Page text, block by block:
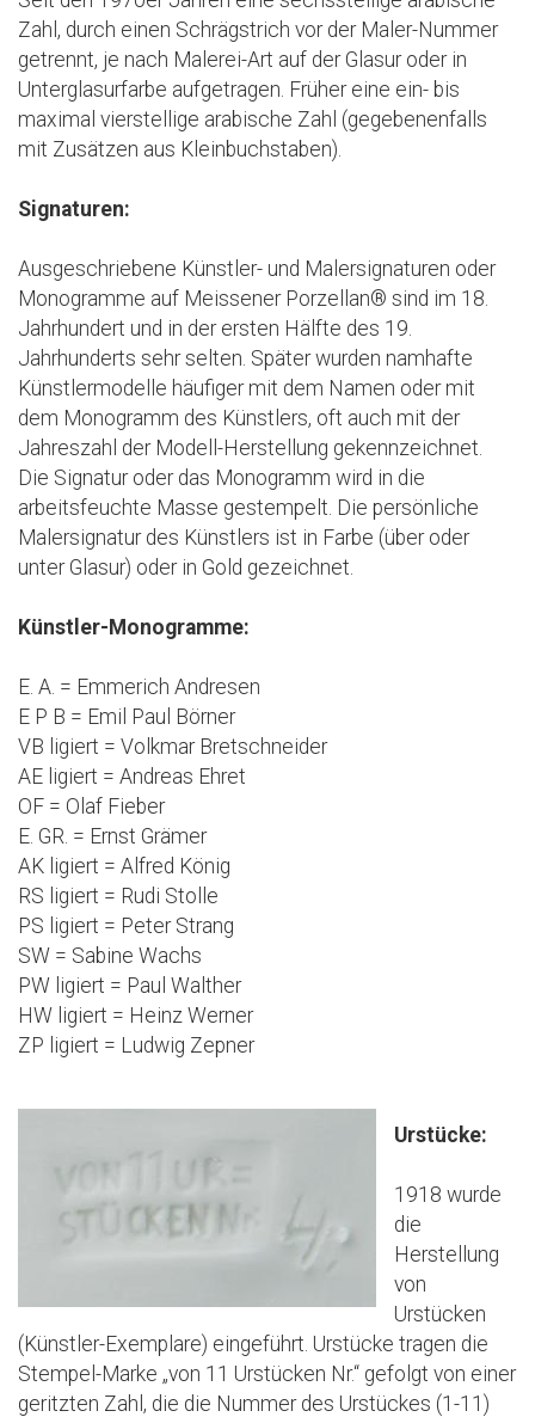
Zahl, durch einen Schrägstrich vor der Maler-Nummer
getrennt, je nach Malerei-Art auf der Glasur oder in
Unterglasurfarbe aufgetragen. Früher eine ein- bis
maximal vierstellige arabische Zahl (gegebenenfalls
mit Zusätzen aus Kleinbuchstaben).
Signaturen:
Ausgeschriebene Künstler- und Malersignaturen oder
Monogramme auf Meissener Porzellan® sind im 18.
Jahrhundert und in der ersten Hälfte des 19.
Jahrhunderts sehr selten. Später wurden namhafte
Künstlermodelle häufiger mit dem Namen oder mit
dem Monogramm des Künstlers, oft auch mit der
Jahreszahl der Modell-Herstellung gekennzeichnet.
Die Signatur oder das Monogramm wird in die
arbeitsfeuchte Masse gestempelt. Die persönliche
Malersignatur des Künstlers ist in Farbe (über oder
unter Glasur) oder in Gold gezeichnet.
Künstler-Monogramme:
E. A. = Emmerich Andresen
E P B = Emil Paul Börner
VB ligiert = Volkmar Bretschneider
AE ligiert = Andreas Ehret
OF = Olaf Fieber
E. GR. = Ernst Grämer
AK ligiert = Alfred König
RS ligiert = Rudi Stolle
PS ligiert = Peter Strang
SW = Sabine Wachs
PW ligiert = Paul Walther
HW ligiert = Heinz Werner
ZP ligiert = Ludwig Zepner
Urstücke:
1918 wurde
die
Herstellung
von
Urstücken
(Künstler-Exemplare) eingeführt. Urstücke tragen die
Stempel-Marke „von 11 Urstücken Nr.“ gefolgt von einer
geritzten Zahl, die die Nummer des Urstückes (1-11)